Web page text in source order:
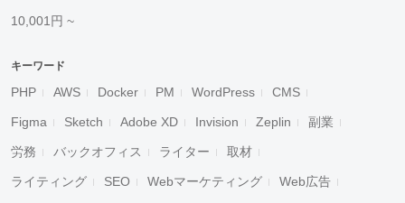
10,001円 ~
キーワード
PHP AWS Docker PM WordPress CMS
Figma Sketch Adobe XD Invision Zeplin 副業
労務 バックオフィス ライター 取材
ライティング SEO Webマーケティング Web広告